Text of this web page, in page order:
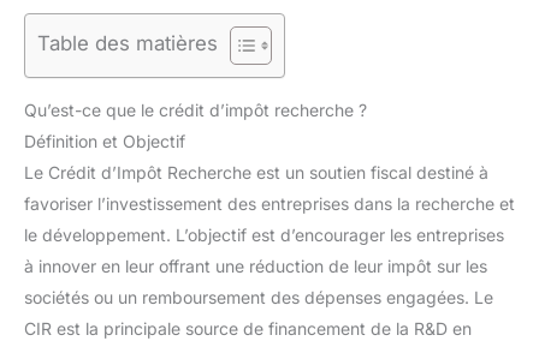
Table des matières
Qu’est-ce que le crédit d’impôt recherche ?
Définition et Objectif
Le Crédit d’Impôt Recherche est un soutien fiscal destiné à
favoriser l’investissement des entreprises dans la recherche et
le développement. L’objectif est d’encourager les entreprises
à innover en leur offrant une réduction de leur impôt sur les
sociétés ou un remboursement des dépenses engagées. Le
CIR est la principale source de financement de la R&D en